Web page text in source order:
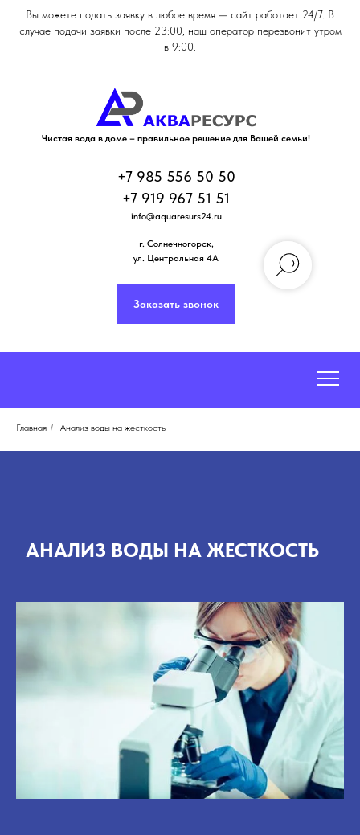
Вы можете подать заявку в любое время — сайт работает 24/7. В
случае подачи заявки после 23:00, наш оператор перезвонит утром
в 9:00.
Чистая вода в доме – правильное решение для Вашей семьи!
+7 985 556 50 50
+7 919 967 51 51
info@aquaresurs24.ru
г. Солнечногорск,
ул. Центральная 4А
Заказать звонок
Главная / Анализ воды на жесткость
АНАЛИЗ ВОДЫ НА ЖЕСТКОСТЬ